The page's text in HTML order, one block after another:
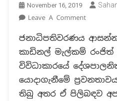
November 16, 2019
Leave A CommentOn
දී
කතෝලික
සභාවේ
මතය
දක්වමින්
සිදුකරන
ජනාධිපතිවරණය
කාඩිනල් මැල්කම්
විවිධාකාරයේ
යොදාගැනීමේ
තිබු අතර ඒ පිලිබඳව